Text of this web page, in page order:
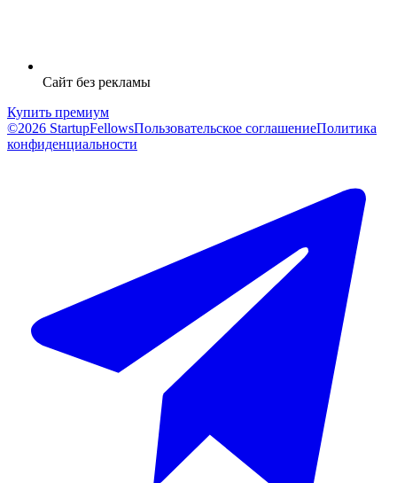
Сайт без рекламы
Купить премиум
©2026 StartupFellowsПользовательское соглашениеПолитика
конфиденциальности